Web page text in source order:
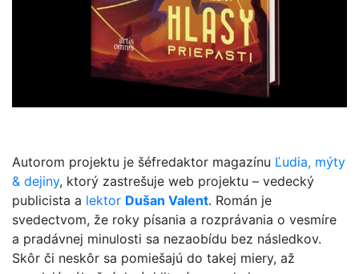
Autorom projektu je šéfredaktor magazínu Ľudia, mýty
& dejiny, ktorý zastrešuje web projektu – vedecký
publicista a lektor Dušan Valent. Román je
svedectvom, že roky písania a rozprávania o vesmíre
a pradávnej minulosti sa nezaobídu bez následkov.
Skôr či neskôr sa pomiešajú do takej miery, až